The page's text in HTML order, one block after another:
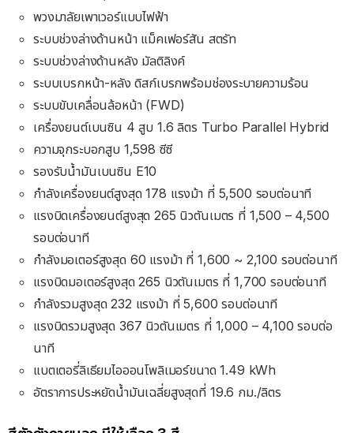
พวงมาลัยเพาเวอร์แบบไฟฟ้า
ระบบช่วงล่างด้านหน้า แม็คเฟอร์สัน สตรัท
ระบบช่วงล่างด้านหลัง มัลติลิงค์
ระบบเบรกหน้า-หลัง ดิสก์เบรกพร้อมช่องระบายความร้อน
ระบบขับเคลื่อนล้อหน้า (FWD)
เครื่องยนต์เบนซิน 4 สูบ 1.6 ลิตร Turbo Parallel Hybrid
ความจุกระบอกสูบ 1,598 ซีซี
รองรับน้ำมันเบนซิน E10
กำลังเครื่องยนต์สูงสุด 178 แรงม้า ที่ 5,500 รอบต่อนาที
แรงบิดเครื่องยนต์สูงสุด 265 นิวตันเมตร ที่ 1,500 – 4,500
รอบต่อนาที
กำลังมอเตอร์สูงสุด 60 แรงม้า ที่ 1,600 ~ 2,100 รอบต่อนาที
แรงบิดมอเตอร์สูงสุด 265 นิวตันเมตร ที่ 1,700 รอบต่อนาที
กำลังรวมสูงสุด 232 แรงม้า ที่ 5,600 รอบต่อนาที
แรงบิดรวมสูงสุด 367 นิวตันเมตร ที่ 1,000 – 4,100 รอบต่อ
นาที
แบตเตอรี่ลิเธียมไอออนโพลิเมอร์ขนาด 1.49 kWh
อัตราการประหยัดน้ำมันเฉลี่ยสูงสุดที่ 19.6 กม./ลิตร